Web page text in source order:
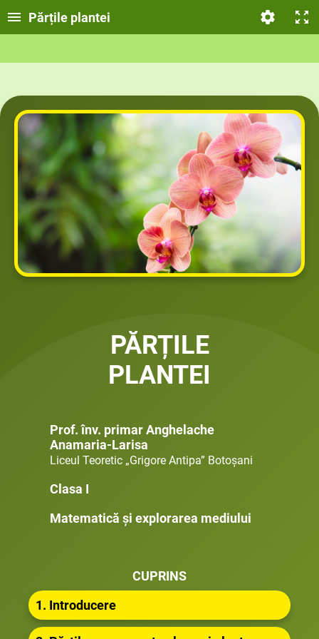
Părțile plantei
PĂRȚILE
PLANTEI
Prof. înv. primar Anghelache
Anamaria-Larisa
Liceul Teoretic „Grigore Antipa” Botoșani
Clasa I
Matematică și explorarea mediului
CUPRINS
1. Introducere